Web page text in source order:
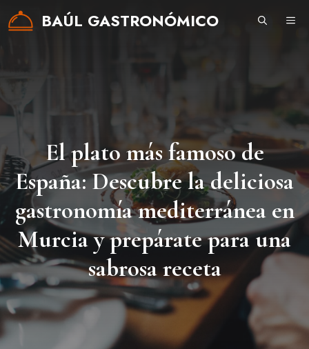
Saltar
BAÚL GASTRONÓMICO
El plato más famoso de
España: Descubre la deliciosa
gastronomía mediterránea en
Murcia y prepárate para una
sabrosa receta